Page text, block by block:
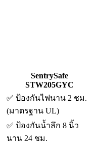
SentrySafe
STW205GYC
✅ ป้องกันไฟนาน 2 ชม.
(มาตรฐาน UL)
✅ ป้องกันน้ำลึก 8 นิ้ว
นาน 24 ชม.